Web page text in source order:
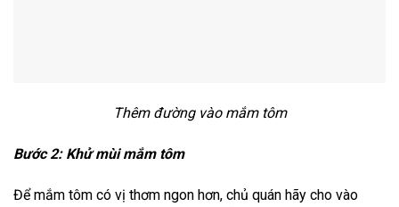
Thêm đường vào mắm tôm
Bước 2: Khử mùi mắm tôm
Để mắm tôm có vị thơm ngon hơn, chủ quán hãy cho vào